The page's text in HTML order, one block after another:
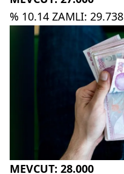
% 10.14 ZAMLI: 29.738
MEVCUT: 28.000